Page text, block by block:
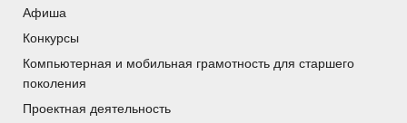
Афиша
Конкурсы
Компьютерная и мобильная грамотность для старшего
поколения
Проектная деятельность